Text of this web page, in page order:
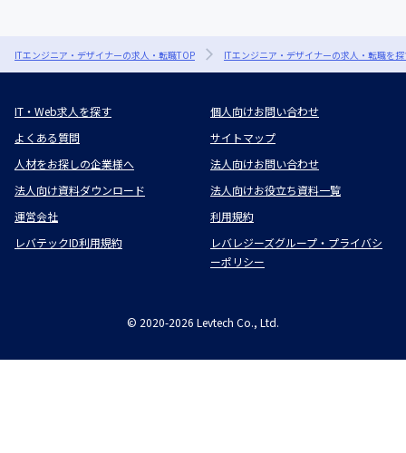
ITエンジニア・デザイナーの求人・転職TOP ITエンジニア・デザイナーの求人・転職を
IT・Web求人を探す
個人向けお問い合わせ
よくある質問
サイトマップ
人材をお探しの企業様へ
法人向けお問い合わせ
法人向け資料ダウンロード
法人向けお役立ち資料一覧
運営会社
利用規約
レバテックID利用規約
レバレジーズグループ・プライバシ
ーポリシー
© 2020-2026 Levtech Co., Ltd.